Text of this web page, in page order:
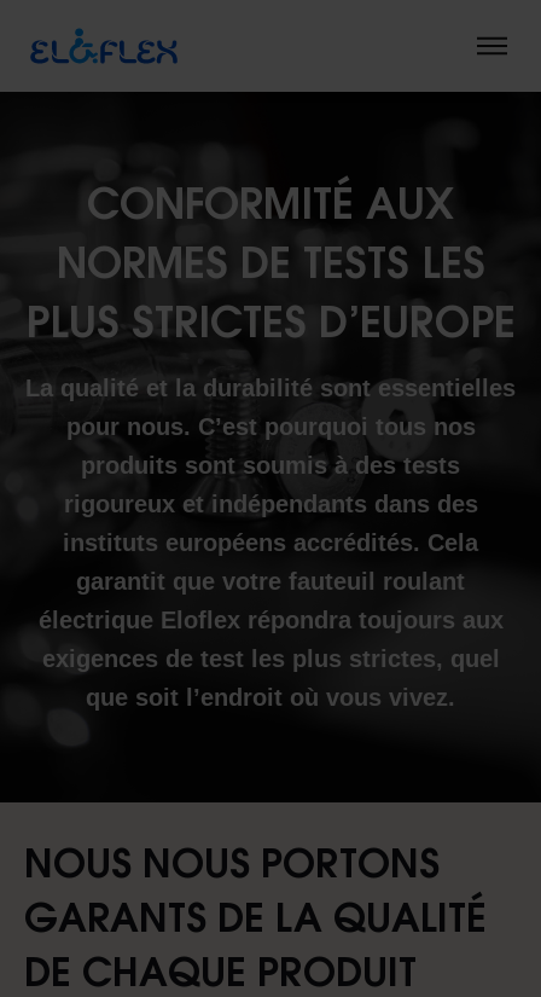
gärna synpunkter på adressen
CONFORMITÉ AUX
NORMES DE TESTS LES
PLUS STRICTES D’EUROPE
La qualité et la durabilité sont essentielles
pour nous. C’est pourquoi tous nos
produits sont soumis à des tests
rigoureux et indépendants dans des
instituts européens accrédités. Cela
garantit que votre fauteuil roulant
électrique Eloflex répondra toujours aux
exigences de test les plus strictes, quel
que soit l’endroit où vous vivez.
NOUS NOUS PORTONS
GARANTS DE LA QUALITÉ
DE CHAQUE PRODUIT